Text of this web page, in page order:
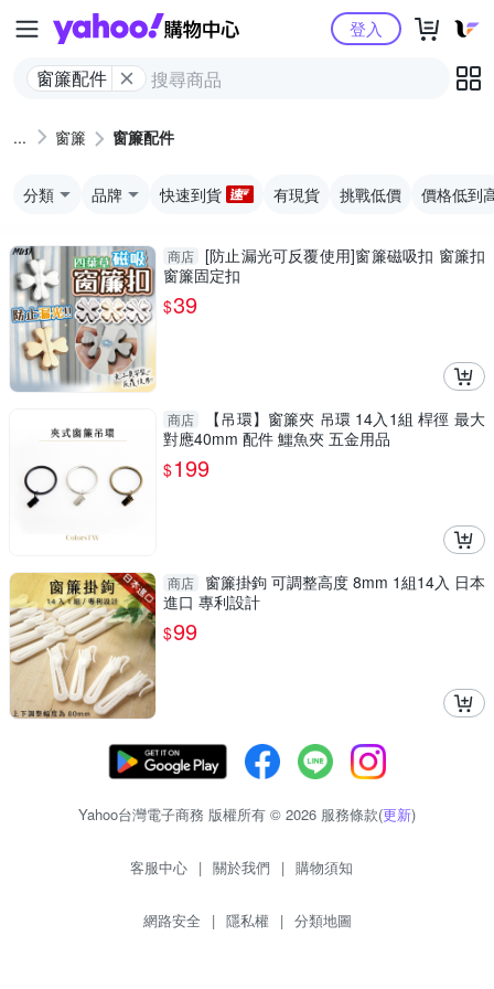
Yahoo購物中心
窗簾配件
登入
窗簾 窗簾配件
分類 品牌 快速到貨 有現貨 挑戰低價 價格低到
商店 [防止漏光可反覆使用]窗簾磁吸扣 窗簾扣
窗簾固定扣
$39
商店
【吊環】窗簾夾 吊環 14入1組 桿徑 最大
對應40mm 配件 鱷魚夾 五金用品
$199
商店
窗簾掛鉤 可調整高度 8mm 1組14入 日本
進口 專利設計
$99
Yahoo台灣電子商務 版權所有 © 2026 服務條款(更新)
客服中心 | 關於我們 | 購物須知
網路安全 | 隱私權 | 分類地圖